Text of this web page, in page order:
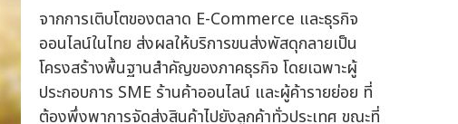
จากการเติบโตของตลาด E-Commerce และธุรกิจ
ออนไลน์ในไทย ส่งผลให้บริการขนส่งพัสดุกลายเป็น
โครงสร้างพื้นฐานสำคัญของภาคธุรกิจ โดยเฉพาะผู้
ประกอบการ SME ร้านค้าออนไลน์ และผู้ค้ารายย่อย ที่
ต้องพึ่งพาการจัดส่งสินค้าไปยังลูกค้าทั่วประเทศ ขณะที่